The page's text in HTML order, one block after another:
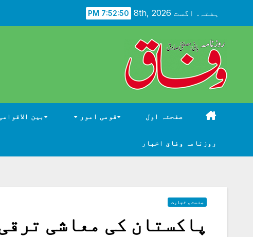
ہفتہ. اگست 8th, 2026 7:52:51 PM
صفحئہ اول قومی امور بین
روزنامہ وفاق اخبار
صنعت و تجارت
پاکستان کی معاشی